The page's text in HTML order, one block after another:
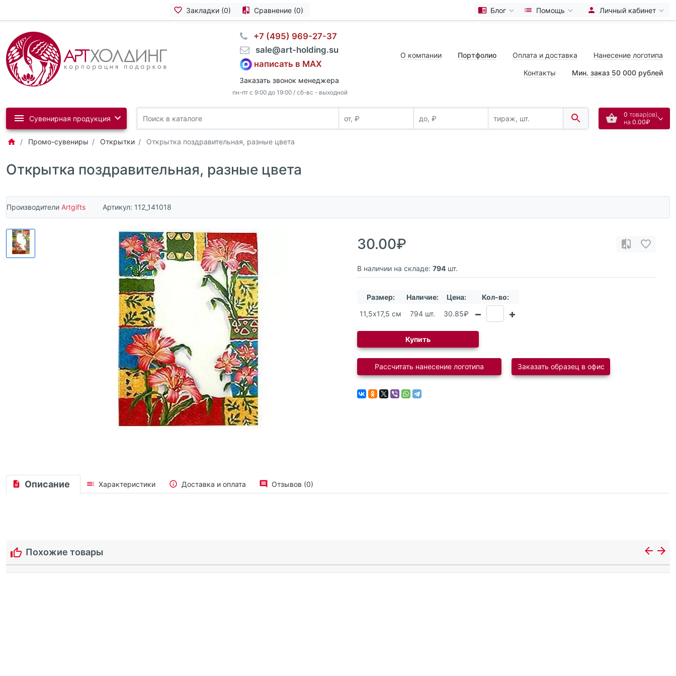
Закладки (0) Сравнение (0) Блог Помощь Личный кабинет
⠀+7 (495) 969-27-37
⠀sale@art-holding.su
написать в MAX
Заказать звонок менеджера
пн-пт с 9:00 до 19:00 / сб-вс - выходной
О компании Портфолио Оплата и доставка Нанесение логотипа
Контакты Мин. заказ 50 000 рублей
0 товар(ов),
на 0.00₽
Сувенирная продукция
Промо-сувениры Открытки Открытка поздравительная, разные цвета
Открытка поздравительная, разные цвета
Производители Artgifts Артикул: 112_141018
30.00₽
В наличии на складе: 794 шт.
Размер: Наличие: Цена:
Кол-во:
11,5х17,5 см
794 шт. 30.85₽
Купить
Рассчитать нанесение логотипа Заказать образец в офис
Описание Характеристики Доставка и оплата Отзывов (0)
Похожие товары